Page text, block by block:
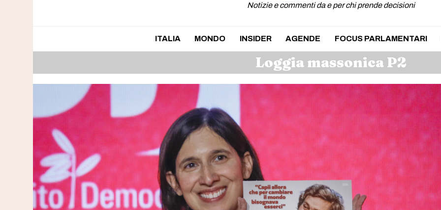
Notizie e commenti da e per chi prende decisioni
ITALIA MONDO INSIDER AGENDE FOCUS PARLAMENTARI
Loggia massonica P2